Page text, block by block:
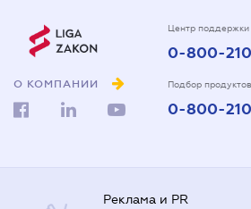
О КОМПАНИИ
Центр поддержки
0-800-
Подбор
0-800-
Реклама и PR